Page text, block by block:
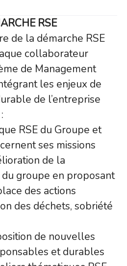
RSE
de la démarche RSE
collaborateur
de Management
les enjeux de
de l’entreprise
RSE du Groupe et
ses missions
de la
groupe en proposant
des actions
des déchets, sobriété
de nouvelles
et durables